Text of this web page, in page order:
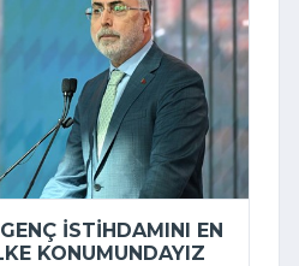
ISTIHDAMINI EN
KONUMUNDAYIZ